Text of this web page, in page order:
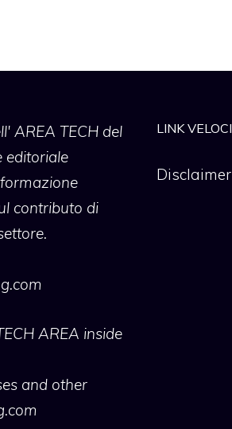
AREA TECH del
editoriale
contributo di
AREA inside
and other
LINK VELOCI
Disclaimer